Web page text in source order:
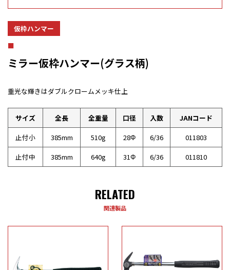
仮枠ハンマー
ミラー仮枠ハンマー(グラス柄)
重光な輝きはダブルクロームメッキ仕上
サイズ 全長 全重量 口径 入数
JANコード
止付小
385mm 510g 28Φ 6/36
011803
止付中
385mm 640g 31Φ 6/36 011810
RELATED
関連製品